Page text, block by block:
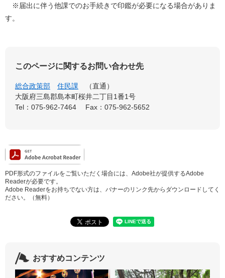
※届出に伴う他課でのお手続きで印鑑が必要になる場合がありま
す。
このページに関するお問い合わせ先
総合政策部 住民課
直通
大阪府三島郡島本町桜井二丁目1番1号
Tel：075-962-7464
Fax：075-962-5652
PDF形式のファイルをご覧いただく場合には、Adobe社が提供するAdobe
Readerが必要です。
Adobe Readerをお持ちでない方は、バナーのリンク先からダウンロードしてく
ださい。（無料）
おすすめコンテンツ